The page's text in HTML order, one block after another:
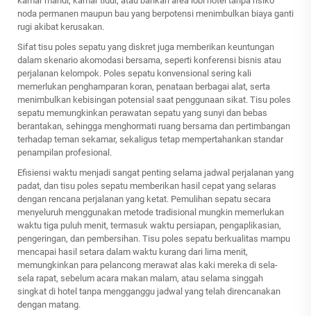
noda permanen maupun bau yang berpotensi menimbulkan biaya ganti
rugi akibat kerusakan.
Sifat tisu poles sepatu yang diskret juga memberikan keuntungan
dalam skenario akomodasi bersama, seperti konferensi bisnis atau
perjalanan kelompok. Poles sepatu konvensional sering kali
memerlukan penghamparan koran, penataan berbagai alat, serta
menimbulkan kebisingan potensial saat penggunaan sikat. Tisu poles
sepatu memungkinkan perawatan sepatu yang sunyi dan bebas
berantakan, sehingga menghormati ruang bersama dan pertimbangan
terhadap teman sekamar, sekaligus tetap mempertahankan standar
penampilan profesional.
Efisiensi waktu menjadi sangat penting selama jadwal perjalanan yang
padat, dan tisu poles sepatu memberikan hasil cepat yang selaras
dengan rencana perjalanan yang ketat. Pemulihan sepatu secara
menyeluruh menggunakan metode tradisional mungkin memerlukan
waktu tiga puluh menit, termasuk waktu persiapan, pengaplikasian,
pengeringan, dan pembersihan. Tisu poles sepatu berkualitas mampu
mencapai hasil setara dalam waktu kurang dari lima menit,
memungkinkan para pelancong merawat alas kaki mereka di sela-
sela rapat, sebelum acara makan malam, atau selama singgah
singkat di hotel tanpa mengganggu jadwal yang telah direncanakan
dengan matang.